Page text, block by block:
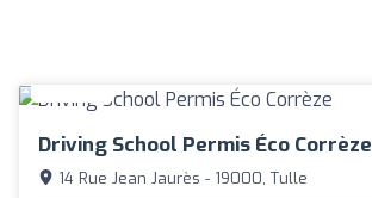
Driving School Permis Éco Corrèze
14 Rue Jean Jaurès - 19000, Tulle